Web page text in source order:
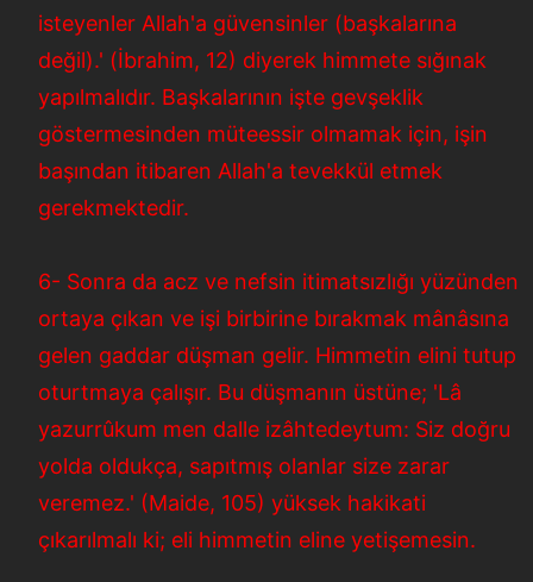
isteyenler Allah'a güvensinler (başkalarına
değil).' (İbrahim, 12) diyerek himmete sığınak
yapılmalıdır. Başkalarının işte gevşeklik
göstermesinden müteessir olmamak için, işin
başından itibaren Allah'a tevekkül etmek
gerekmektedir.
6- Sonra da acz ve nefsin itimatsızlığı yüzünden
ortaya çıkan ve işi birbirine bırakmak mânâsına
gelen gaddar düşman gelir. Himmetin elini tutup
oturtmaya çalışır. Bu düşmanın üstüne; 'Lâ
yazurrûkum men dalle izâhtedeytum: Siz doğru
yolda oldukça, sapıtmış olanlar size zarar
veremez.' (Maide, 105) yüksek hakikati
çıkarılmalı ki; eli himmetin eline yetişemesin.